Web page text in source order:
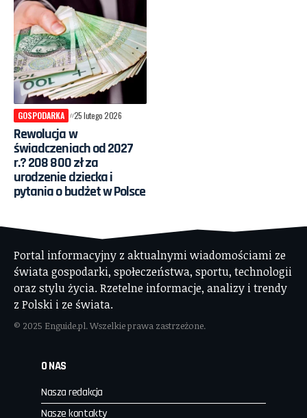
GOSPODARKA 25 lutego 2026
Rewolucja w
świadczeniach od 2027
r.? 208 800 zł za
urodzenie dziecka i
pytania o budżet w Polsce
Portal informacyjny z aktualnymi wiadomościami ze
świata gospodarki, społeczeństwa, sportu, technologii
oraz stylu życia. Rzetelne informacje, analizy i trendy
z Polski i ze świata.
© 2025 Enguide.pl. Wszelkie prawa zastrzeżone.
O NAS
Nasza redakcja
Nasze kontakty